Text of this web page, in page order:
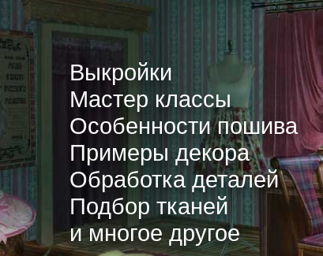
Выкройки
Мастер классы
Особенности пошива
Примеры декора
Обработка деталей
Подбор тканей
и многое другое